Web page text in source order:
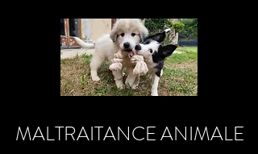
MALTRAITANCE ANIMALE